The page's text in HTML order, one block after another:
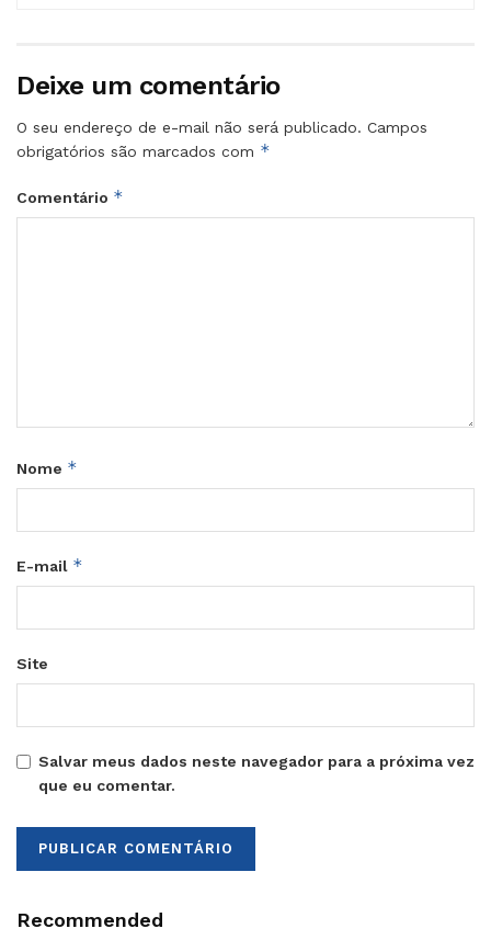
Deixe um comentário
O seu endereço de e-mail não será publicado. Campos
obrigatórios são marcados com *
Comentário *
Nome *
E-mail *
Site
Salvar meus dados neste navegador para a próxima vez
que eu comentar.
Recommended